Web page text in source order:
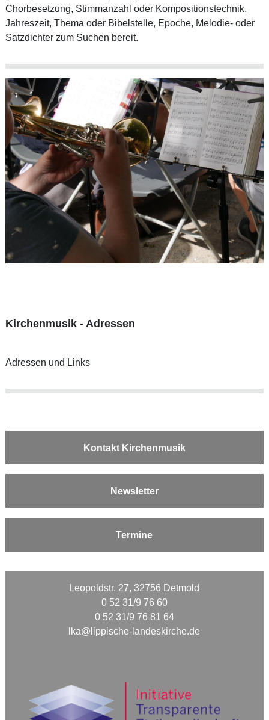
Chorbesetzung, Stimmanzahl oder Kompositionstechnik,
Jahreszeit, Thema oder Bibelstelle, Epoche, Melodie- oder
Satzdichter zum Suchen bereit.
Kirchenmusik - Adressen
Adressen und Links
Kontakt Kirchenmusik
Newsletter
Termine
Leopoldstr. 27, 32756 Detmold
0 52 31/9 76 60
0 52 31/9 76 81 64
lka@lippische-landeskirche.de